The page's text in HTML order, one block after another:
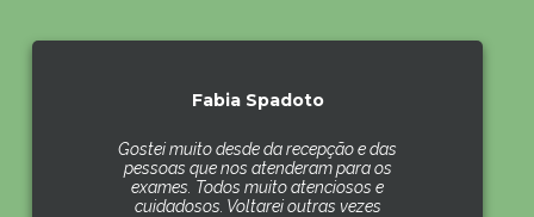
Fabia Spadoto
Gostei muito desde da recepção e das
pessoas que nos atenderam para os
exames. Todos muito atenciosos e
cuidadosos. Voltarei outras vezes